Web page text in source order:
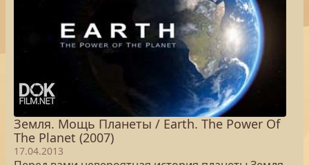
Земля. Мощь Планеты / Earth. The Power Of
The Planet (2007)
17.04.2013